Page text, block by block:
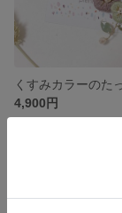
4,900円